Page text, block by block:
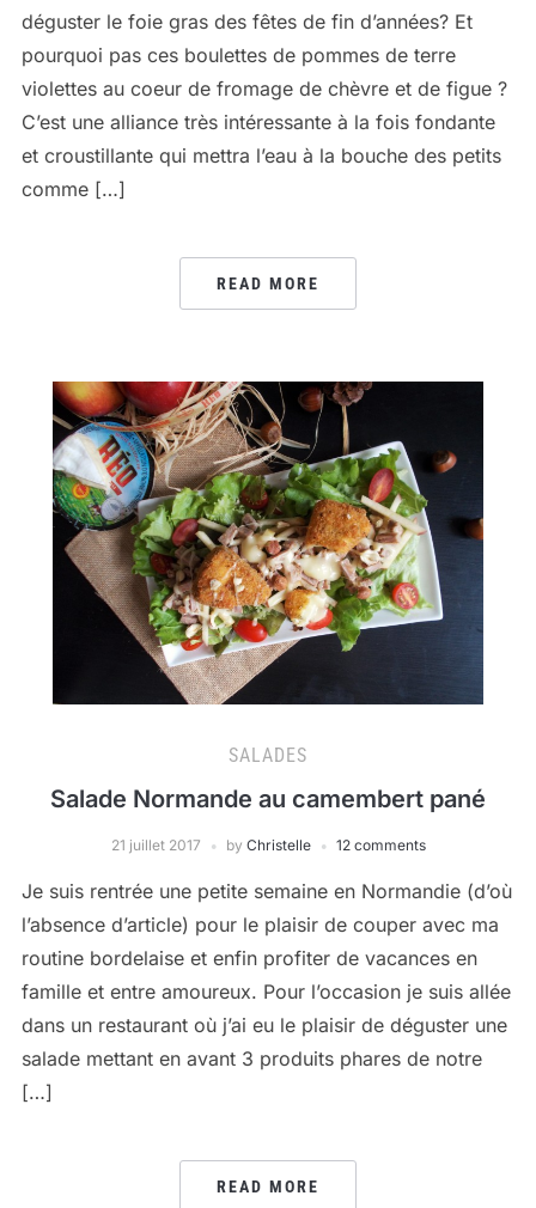
déguster le foie gras des fêtes de fin d’années? Et
pourquoi pas ces boulettes de pommes de terre
violettes au coeur de fromage de chèvre et de figue ?
C’est une alliance très intéressante à la fois fondante
et croustillante qui mettra l’eau à la bouche des petits
comme […]
READ MORE
SALADES
Salade Normande au camembert pané
21 juillet 2017 by Christelle 12 comments
Je suis rentrée une petite semaine en Normandie (d’où
l’absence d’article) pour le plaisir de couper avec ma
routine bordelaise et enfin profiter de vacances en
famille et entre amoureux. Pour l’occasion je suis allée
dans un restaurant où j’ai eu le plaisir de déguster une
salade mettant en avant 3 produits phares de notre
[…]
READ MORE